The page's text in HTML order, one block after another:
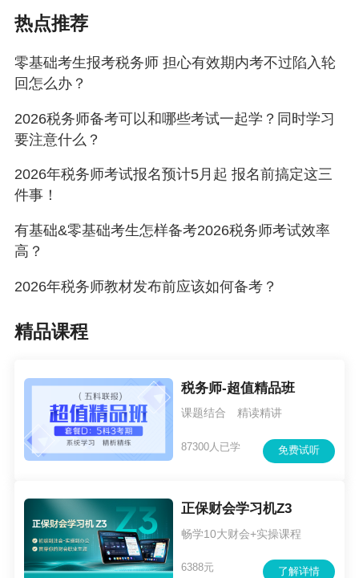
热点推荐
零基础考生报考税务师 担心有效期内考不过陷入轮
回怎么办？
2026税务师备考可以和哪些考试一起学？同时学习
要注意什么？
2026年税务师考试报名预计5月起 报名前搞定这三
件事！
有基础&零基础考生怎样备考2026税务师考试效率
高？
2026年税务师教材发布前应该如何备考？
精品课程
税务师-超值精品班
课题结合 精读精讲
免费试听
87300人已学
正保财会学习机Z3
畅学10大财会+实操课程
了解详情
6388元